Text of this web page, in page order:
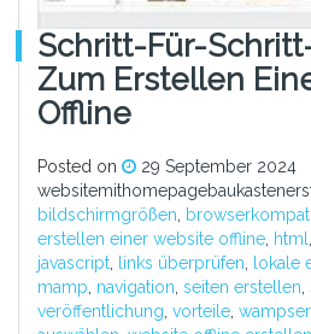
Schritt-Für-
Zum Erstellen
Offline
Posted on 29 September 2024
bildschirmgrößen
erstellen einer website offline html
javascript
links überprüfen lokale
mamp navigation seiten erstellen
veröffentlichung vorteile